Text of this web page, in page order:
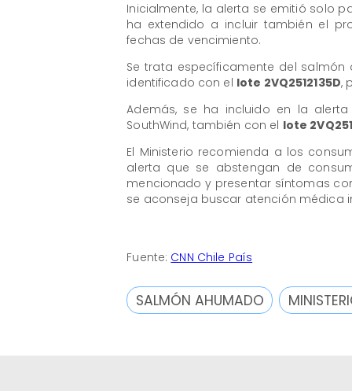
Inicialmente, la alerta se emitió solo
ha extendido a incluir también el
fechas de vencimiento.
Se trata específicamente del
identificado con el lote 2VQ2512135D,
Además, se ha incluido en la
SouthWind, también con el lote
El Ministerio recomienda a los
alerta que se abstengan de
mencionado y presentar síntomas
se aconseja buscar atención médica
Fuente: CNN Chile País
SALMÓN AHUMADO